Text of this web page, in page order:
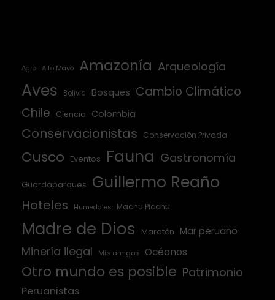
Agro Alto Mayo Amazonía Arqueología
Aves Bolivia Bosques Cambio Climático
Chile
Ciencia Colombia
Conservacionistas Conservación Privada
Cusco Eventos Fauna Gastronomía
Guardaparques Guillermo Reaño
Hoteles Humedales Machu Picchu
Madre de Dios Maratón Mar peruano
Minería ilegal Mis amigos Océanos
Otro mundo es posible Patrimonio
Peruanistas